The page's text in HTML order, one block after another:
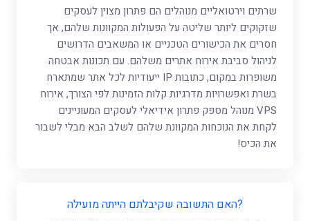
שרתים וירטואליים מנוהלים הם פתרון מצוין לעסקים
שזקוקים ליותר שליטה על הפעולות המקוונות שלהם, אך
חסרים את הכישורים הטכניים או המשאבים הדרושים
לניהול סביבת אירוח אתרים משלהם. עם תכונות אבטחה
משופרות במקום, כתובות IP ייעודיות לכל אתר שמתארח
בשרת ואפשרויות מדרגיות קלות הזמינות לפי הצורך, אירוח
VPS מנוהל מספק פתרון אידיאלי לעסקים המעוניינים
לקחת את הנוכחות המקוונת שלהם לשלב הבא מבלי לשבור
את הכיס!
?האם התשובה שקיבלתם הייתה מועילה